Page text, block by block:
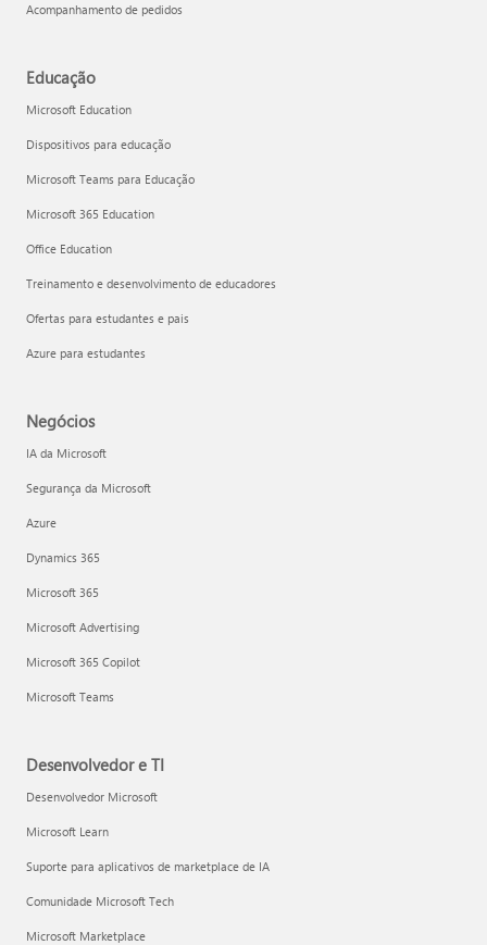
Acompanhamento de pedidos
Educação
Microsoft Education
Dispositivos para educação
Microsoft Teams para Educação
Microsoft 365 Education
Office Education
Treinamento e desenvolvimento de educadores
Ofertas para estudantes e pais
Azure para estudantes
Negócios
IA da Microsoft
Segurança da Microsoft
Azure
Dynamics 365
Microsoft 365
Microsoft Advertising
Microsoft 365 Copilot
Microsoft Teams
Desenvolvedor e TI
Desenvolvedor Microsoft
Microsoft Learn
Suporte para aplicativos de marketplace de IA
Comunidade Microsoft Tech
Microsoft Marketplace